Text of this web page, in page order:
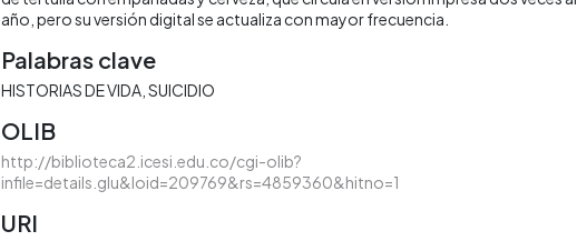
año, pero su versión digital se actualiza con mayor frecuencia.
Palabras clave
HISTORIAS DE VIDA SUICIDIO
OLIB
http://biblioteca2.icesi.edu.co/cgi-olib?
infile=details.glu&loid=209769&rs=4859360&hitno=1
URI